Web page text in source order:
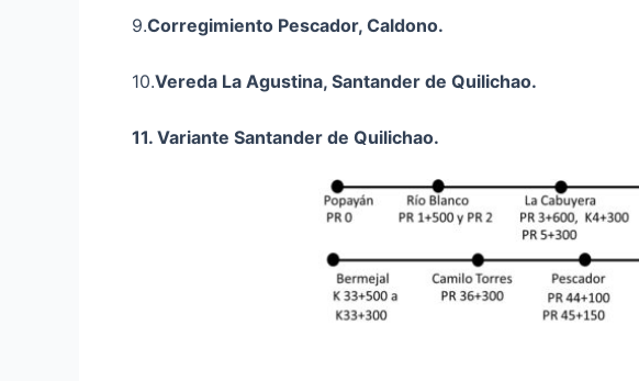
9.Corregimiento Pescador, Caldono.
10.Vereda La Agustina, Santander de Quilichao.
11. Variante Santander de Quilichao.